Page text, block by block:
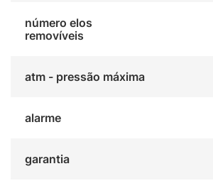
número elos
removíveis
atm - pressão máxima
alarme
garantia